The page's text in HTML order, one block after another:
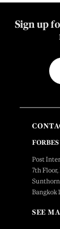
Sign up
Post
7th Floor,
Bangkok
SEE